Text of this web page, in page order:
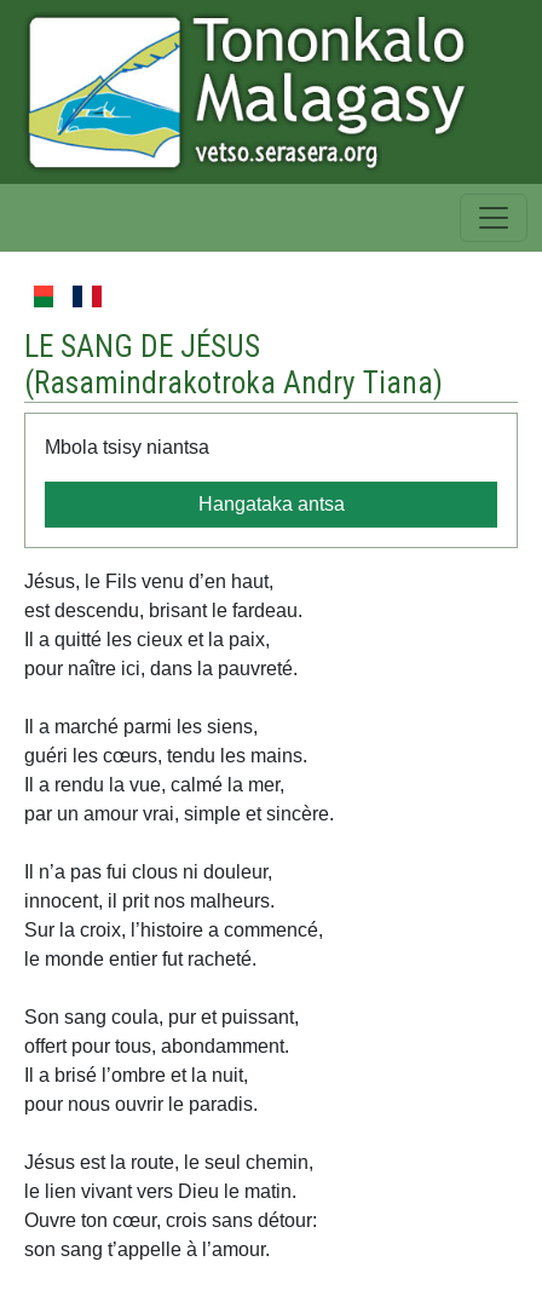
LE SANG DE JÉSUS
(Rasamindrakotroka Andry Tiana)
Mbola tsisy niantsa
Hangataka antsa
Jésus, le Fils venu d’en haut,
est descendu, brisant le fardeau.
Il a quitté les cieux et la paix,
pour naître ici, dans la pauvreté.
Il a marché parmi les siens,
guéri les cœurs, tendu les mains.
Il a rendu la vue, calmé la mer,
par un amour vrai, simple et sincère.
Il n’a pas fui clous ni douleur,
innocent, il prit nos malheurs.
Sur la croix, l’histoire a commencé,
le monde entier fut racheté.
Son sang coula, pur et puissant,
offert pour tous, abondamment.
Il a brisé l’ombre et la nuit,
pour nous ouvrir le paradis.
Jésus est la route, le seul chemin,
le lien vivant vers Dieu le matin.
Ouvre ton cœur, crois sans détour:
son sang t’appelle à l’amour.